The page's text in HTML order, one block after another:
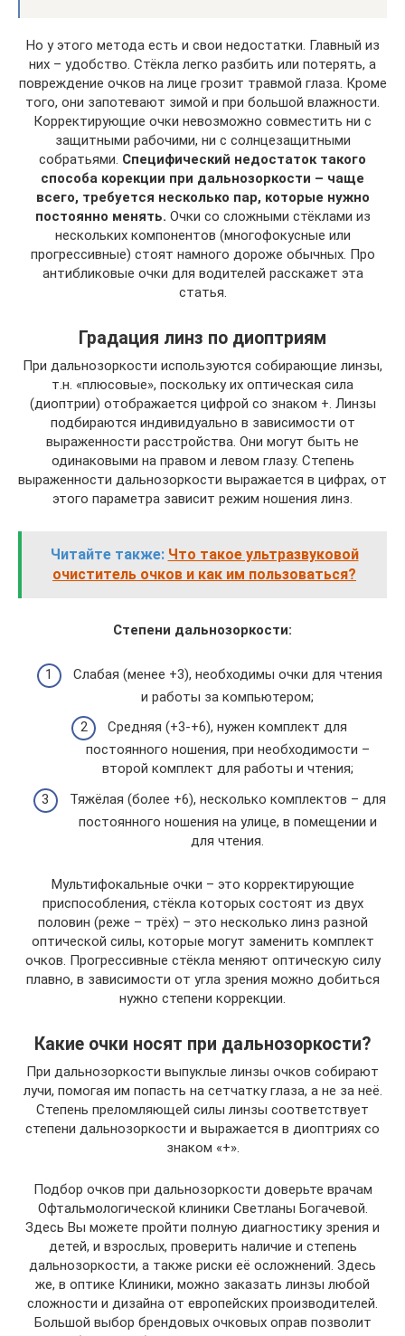
Но у этого метода есть и свои недостатки. Главный из
них – удобство. Стёкла легко разбить или потерять, а
повреждение очков на лице грозит травмой глаза. Кроме
того, они запотевают зимой и при большой влажности.
Корректирующие очки невозможно совместить ни с
защитными рабочими, ни с солнцезащитными
собратьями. Специфический недостаток такого
способа корекции при дальнозоркости – чаще
всего, требуется несколько пар, которые нужно
постоянно менять. Очки со сложными стёклами из
нескольких компонентов (многофокусные или
прогрессивные) стоят намного дороже обычных. Про
антибликовые очки для водителей расскажет эта
статья.
Градация линз по диоптриям
При дальнозоркости используются собирающие линзы,
т.н. «плюсовые», поскольку их оптическая сила
(диоптрии) отображается цифрой со знаком +. Линзы
подбираются индивидуально в зависимости от
выраженности расстройства. Они могут быть не
одинаковыми на правом и левом глазу. Степень
выраженности дальнозоркости выражается в цифрах, от
этого параметра зависит режим ношения линз.
Читайте также: Что такое ультразвуковой
очиститель очков и как им пользоваться?
Степени дальнозоркости:
Слабая (менее +3), необходимы очки для чтения
и работы за компьютером;
Средняя (+3-+6), нужен комплект для
постоянного ношения, при необходимости –
второй комплект для работы и чтения;
Тяжёлая (более +6), несколько комплектов – для
постоянного ношения на улице, в помещении и
для чтения.
Мультифокальные очки – это корректирующие
приспособления, стёкла которых состоят из двух
половин (реже – трёх) – это несколько линз разной
оптической силы, которые могут заменить комплект
очков. Прогрессивные стёкла меняют оптическую силу
плавно, в зависимости от угла зрения можно добиться
нужно степени коррекции.
Какие очки носят при дальнозоркости?
При дальнозоркости выпуклые линзы очков собирают
лучи, помогая им попасть на сетчатку глаза, а не за неё.
Степень преломляющей силы линзы соответствует
степени дальнозоркости и выражается в диоптриях со
знаком «+».
Подбор очков при дальнозоркости доверьте врачам
Офтальмологической клиники Светланы Богачевой.
Здесь Вы можете пройти полную диагностику зрения и
детей, и взрослых, проверить наличие и степень
дальнозоркости, а также риски её осложнений. Здесь
же, в оптике Клиники, можно заказать линзы любой
сложности и дизайна от европейских производителей.
Большой выбор брендовых очковых оправ позволит